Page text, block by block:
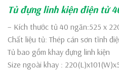
Tủ đựng linh kiện điện tử
– Kích thước tủ 40 ngăn:525 x
Chất liệu tủ: Thép cán sơn tĩnh
Tủ bao gồm khay đựng linh kiện
Size ngoài khay :